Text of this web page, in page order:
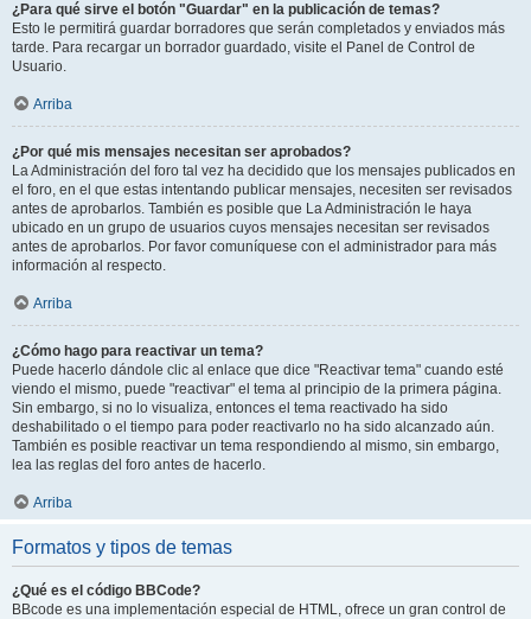
¿Para qué sirve el botón "Guardar" en la publicación de temas?
Esto le permitirá guardar borradores que serán completados y enviados más
tarde. Para recargar un borrador guardado, visite el Panel de Control de
Usuario.
Arriba
¿Por qué mis mensajes necesitan ser aprobados?
La Administración del foro tal vez ha decidido que los mensajes publicados en
el foro, en el que estas intentando publicar mensajes, necesiten ser revisados
antes de aprobarlos. También es posible que La Administración le haya
ubicado en un grupo de usuarios cuyos mensajes necesitan ser revisados
antes de aprobarlos. Por favor comuníquese con el administrador para más
información al respecto.
Arriba
¿Cómo hago para reactivar un tema?
Puede hacerlo dándole clic al enlace que dice "Reactivar tema" cuando esté
viendo el mismo, puede "reactivar" el tema al principio de la primera página.
Sin embargo, si no lo visualiza, entonces el tema reactivado ha sido
deshabilitado o el tiempo para poder reactivarlo no ha sido alcanzado aún.
También es posible reactivar un tema respondiendo al mismo, sin embargo,
lea las reglas del foro antes de hacerlo.
Arriba
Formatos y tipos de temas
¿Qué es el código BBCode?
BBcode es una implementación especial de HTML, ofrece un gran control de